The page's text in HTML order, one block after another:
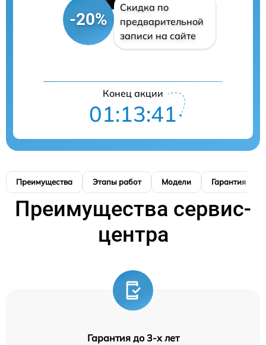
-20%
Скидка по
предварительной
записи на сайте
Конец акции
01:13:41
Преимущества Этапы работ Модели Гарантия
Преимущества сервис-
центра
Гарантия до 3-х лет